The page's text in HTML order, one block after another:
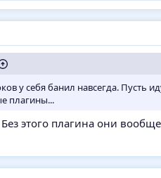
у себя банил навсегда. Пусть
плагины...
этого плагина они